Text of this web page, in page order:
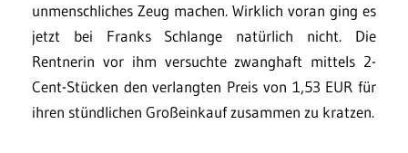
unmenschliches Zeug machen. Wirklich voran ging es
jetzt bei Franks Schlange natürlich nicht. Die
Rentnerin vor ihm versuchte zwanghaft mittels 2-
Cent-Stücken den verlangten Preis von 1,53 EUR für
ihren stündlichen Großeinkauf zusammen zu kratzen.